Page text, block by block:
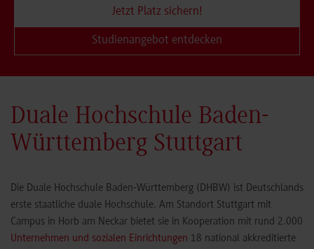
Jetzt Platz sichern!
Studienangebot entdecken
Duale Hochschule Baden-
Württemberg Stuttgart
Die Duale Hochschule Baden-Württemberg (DHBW) ist Deutschlands
erste staatliche duale Hochschule. Am Standort Stuttgart mit
Campus in Horb am Neckar bietet sie in Kooperation mit rund 2.000
Unternehmen und sozialen Einrichtungen 18 national akkreditierte